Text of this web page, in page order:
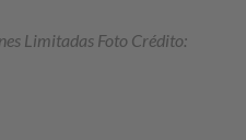
Limitadas Foto Crédito: